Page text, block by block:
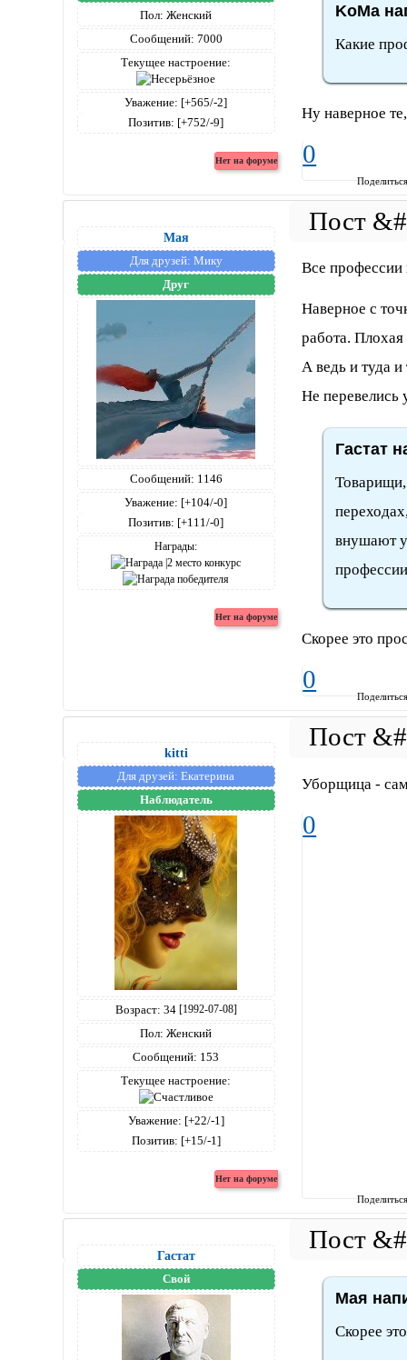
Пол: Женский
Сообщений: 7000
Текущее настроение:
Уважение: [+565/-2]
Позитив: [+752/-9]
KoMa
Какие
Ну наверное
0
Мая
Для друзей: Мику
Друг
Сообщений: 1146
Уважение: [+104/-0]
Позитив: [+111/-0]
Награды:
Все
Наверное с
работа. Плохая
А ведь и туда
Не перевелись
Гастат
внушают
Скорее это
0
kitti
Для друзей: Екатерина
Наблюдатель
Возраст: 34 [1992-07-08]
Пол: Женский
Сообщений: 153
Текущее настроение:
Уважение: [+22/-1]
Позитив: [+15/-1]
Уборщица -
0
Гастат
Свой
Мая
Скорее